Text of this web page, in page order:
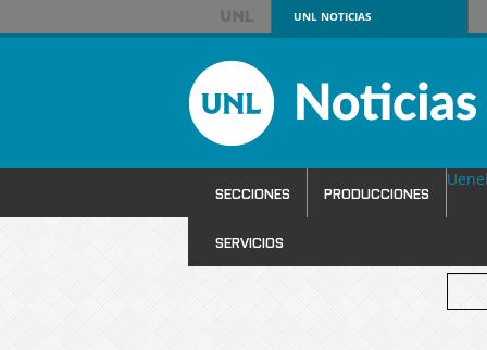
UNLNOTICIAS
SECCIONES PRODUCCIONES
SERVICIOS